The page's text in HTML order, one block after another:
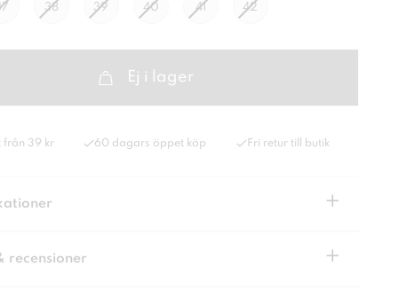
38 39 40 41 42
Ej i lager
från 39 kr 60 dagars öppet köp Fri retur till butik
+
recensioner +